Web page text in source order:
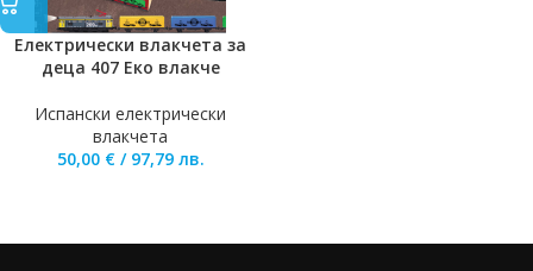
Електрически влакчета за
деца 407 Еко влакче
Испански електрически
влакчета
50,00 € / 97,79 лв.